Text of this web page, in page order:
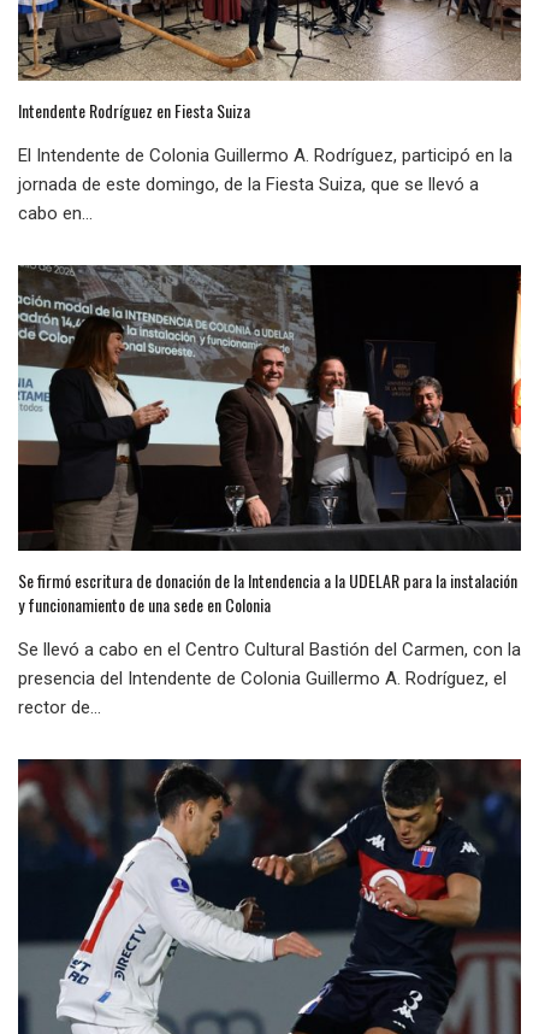
Intendente Rodríguez en Fiesta Suiza
El Intendente de Colonia Guillermo A. Rodríguez, participó en la
jornada de este domingo, de la Fiesta Suiza, que se llevó a
cabo en...
Se firmó escritura de donación de la Intendencia a la UDELAR para la instalación
y funcionamiento de una sede en Colonia
Se llevó a cabo en el Centro Cultural Bastión del Carmen, con la
presencia del Intendente de Colonia Guillermo A. Rodríguez, el
rector de...